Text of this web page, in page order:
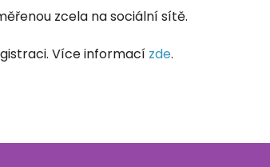
zcela na sociální sítě.
Více informací zde.